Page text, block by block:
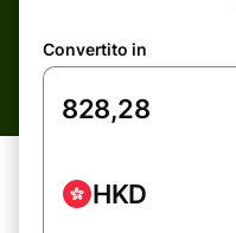
Convertito in
HKD